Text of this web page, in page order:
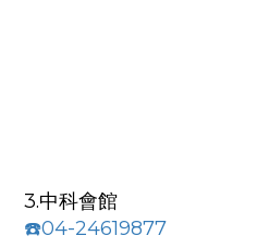
3.中科會館
☎️04-24619877